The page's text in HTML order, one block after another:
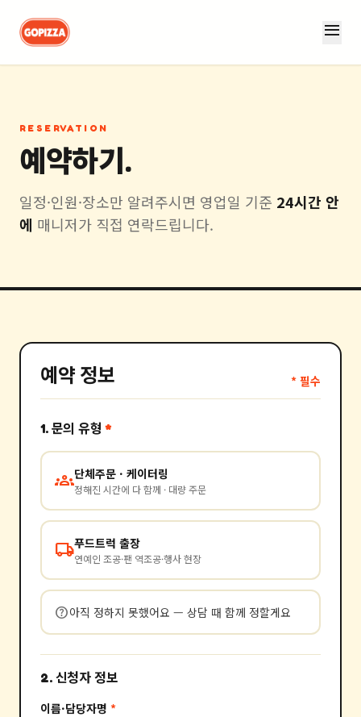
menu
RESERVATION
예약하기.
일정·인원·장소만 알려주시면 영업일 기준 24시간 안
에 매니저가 직접 연락드립니다.
예약 정보 * 필수
1. 문의 유형*
groups단체주문 · 케이터링
정해진 시간에 다 함께 · 대량 주문
local_shipping푸드트럭 출장
연예인 조공·팬 역조공·행사 현장
help아직 정하지 못했어요 — 상담 때 함께 정할게요
2. 신청자 정보
이름·담당자명 *